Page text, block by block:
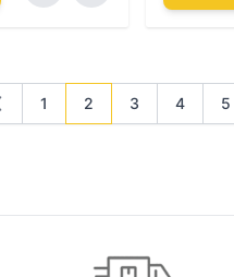
Page
1 Vous lisez
2 Page
3 Page
4 5